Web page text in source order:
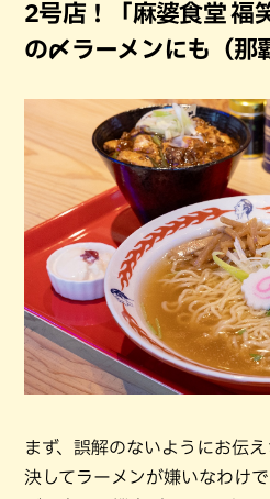
2号店！「麻婆食堂 福
の〆ラーメンにも（那
まず、誤解のないようにお伝
決してラーメンが嫌いなわけ